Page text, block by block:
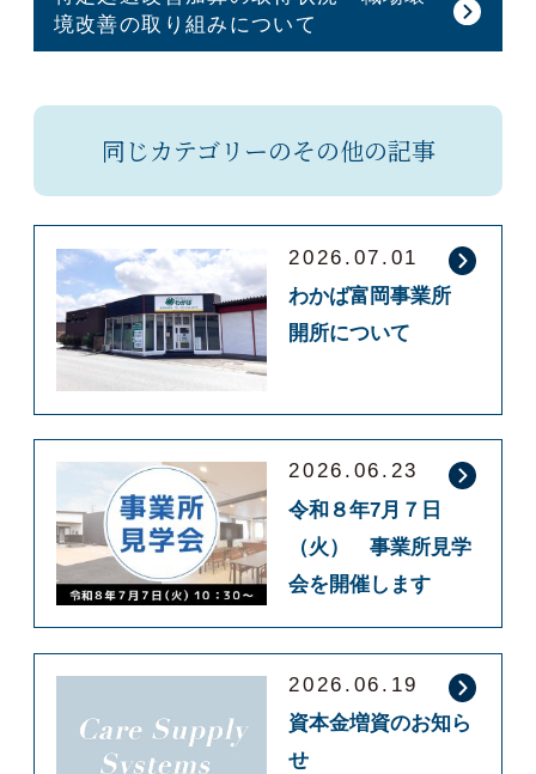
境改善の取り組みについて
同じカテゴリーのその他の記事
2026.07.01
わかば富岡事業所
開所について
2026.06.23
令和８年7月７日
（火） 事業所見学
会を開催します
2026.06.19
資本金増資のお知ら
せ